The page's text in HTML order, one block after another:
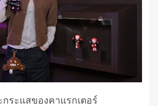
ระแสของคาแรกเตอร์